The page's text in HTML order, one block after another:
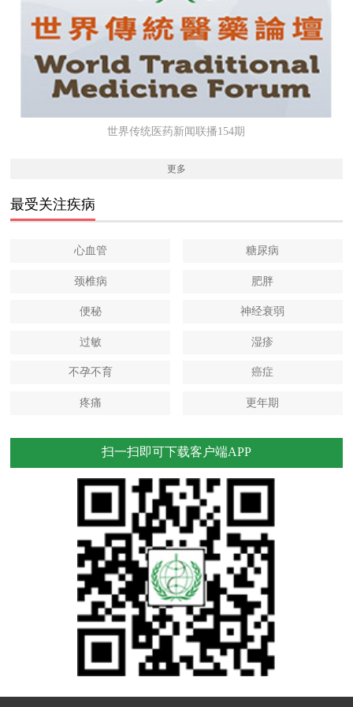
世界传统医药新闻联播154期
更多
最受关注疾病
心血管 糖尿病
颈椎病 肥胖
便秘 神经衰弱
过敏 湿疹
不孕不育 癌症
疼痛 更年期
扫一扫即可下载客户端APP